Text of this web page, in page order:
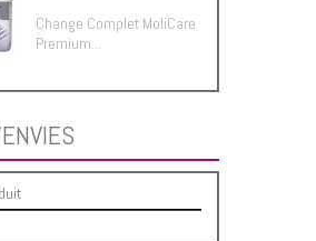
Change Complet MoliCare
Premium...